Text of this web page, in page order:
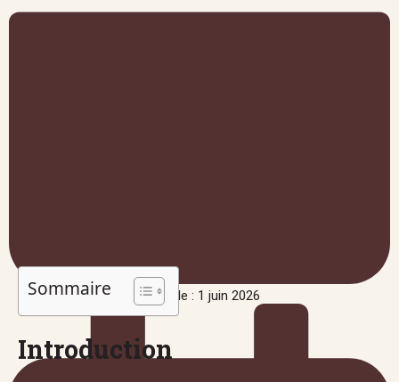
Publié le : 1 juin 2026
Sommaire
Introduction